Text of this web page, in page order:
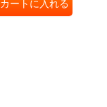
カートに入れる